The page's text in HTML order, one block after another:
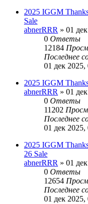
2025 IGGM
Sale
abnerRRR » 01
0 Ответы
12184
Последнее
01 дек 2025,
2025 IGGM
abnerRRR » 01
0 Ответы
11202
Последнее
01 дек 2025,
2025 IGGM
26 Sale
abnerRRR » 01
0 Ответы
12654
Последнее
01 дек 2025,